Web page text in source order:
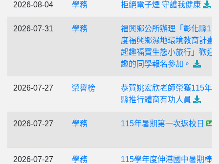
2026-08-04 學務 拒絕電子煙 守護我健康
2026-07-31 學務
福興鄉公所辦理「彰化縣
度福興鄉濕地環境教育計畫-
起趣福寶生態小旅行」歡迎
趣的同學報名參加。
2026-07-27 榮譽榜
恭賀姚宏欣老師榮獲115年
縣推行體育有功人員
2026-07-27 學務 115年暑期第一次返校日
2026-07-27 學務
115學年度伸港國中暑期棒